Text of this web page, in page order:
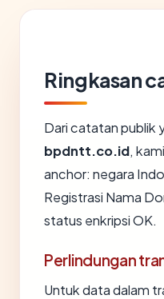
Ringkasan
Dari catatan publik
bpdntt.co.id,
anchor: negara
Registrasi Nama
status enkripsi OK.
Perlindungan
Untuk data dalam